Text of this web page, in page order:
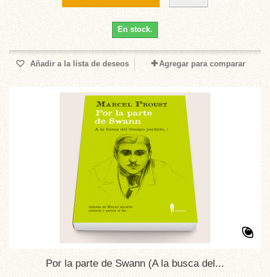
En stock.
Añadir a la lista de deseos Agregar para comparar
Por la parte de Swann (A la busca del...